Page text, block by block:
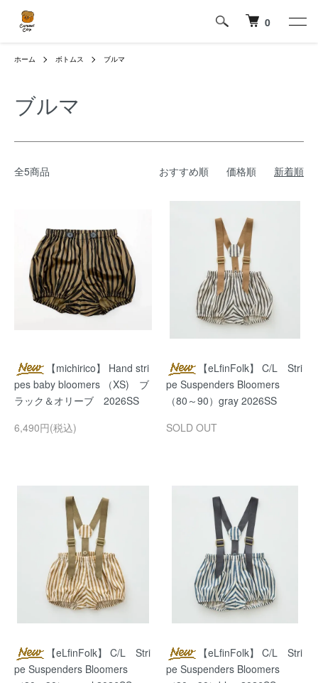
0
ホーム ボトムス ブルマ
ブルマ
全5商品 おすすめ順 価格順 新着順
【michirico】 Hand stri
pes baby bloomers （XS) ブ
ラック＆オリーブ 2026SS
6,490円(税込)
【eLfinFolk】 C/L Stri
pe Suspenders Bloomers
（80～90）gray 2026SS
SOLD OUT
【eLfinFolk】 C/L Stri
pe Suspenders Bloomers
【eLfinFolk】 C/L Stri
pe Suspenders Bloomers